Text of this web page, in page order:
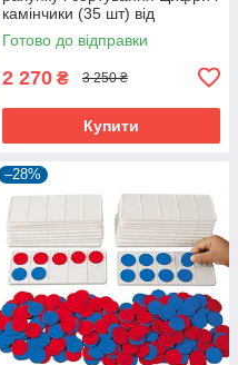
камінчики (35 шт) від
Lakeshore (100-398)
Готово до відправки
2 270 ₴ 3 250 ₴
Купити
–28%